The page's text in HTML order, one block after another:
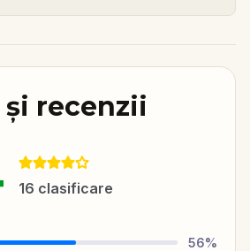
și recenzii
16 clasificare
56%